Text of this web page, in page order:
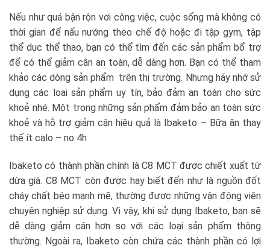
Nếu như quá bận rộn vơi công việc, cuộc sống mà không có
thời gian để nấu nướng theo chế độ hoặc đi tập gym, tập
thể dục thể thao, bạn có thể tìm đến các sản phẩm bổ trợ
để có thể giảm cân an toàn, dễ dàng hơn. Bạn có thể tham
khảo các dòng sản phẩm trên thị trường. Nhưng hãy nhớ sử
dụng các loại sản phẩm uy tín, bảo đảm an toàn cho sức
khoẻ nhé. Một trong những sản phẩm đảm bảo an toàn sức
khoẻ và hỗ trợ giảm cân hiệu quả là Ibaketo – Bữa ăn thay
thế ít calo – no 4h
Ibaketo có thành phần chính là C8 MCT được chiết xuất từ
dừa già. C8 MCT còn được hay biết đến như là nguồn đốt
cháy chất béo mạnh mẽ, thường được những vận động viên
chuyên nghiệp sử dụng. Vì vậy, khi sử dụng Ibaketo, bạn sẽ
dễ dàng giảm cân hơn so với các loại sản phẩm thông
thường. Ngoài ra, Ibaketo còn chứa các thành phần có lợi